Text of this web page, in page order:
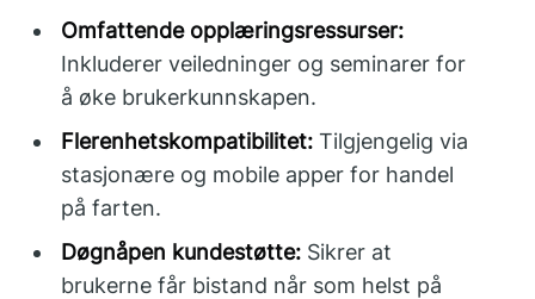
Omfattende opplæringsressurser:
Inkluderer veiledninger og seminarer for
å øke brukerkunnskapen.
Flerenhetskompatibilitet: Tilgjengelig via
stasjonære og mobile apper for handel
på farten.
Døgnåpen kundestøtte: Sikrer at
brukerne får bistand når som helst på